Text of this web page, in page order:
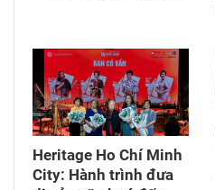
Heritage Ho Chí Minh
City: Hành trình đưa